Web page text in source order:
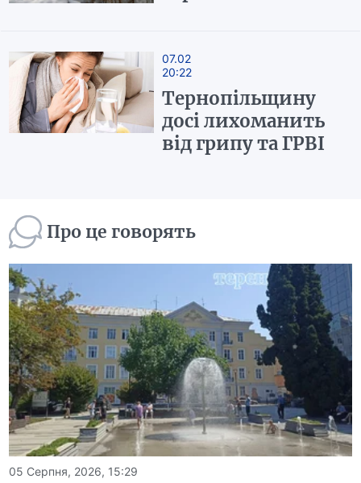
07.02
20:22
Тернопільщину
досі лихоманить
від грипу та ГРВІ
Про це говорять
05 Серпня, 2026, 15:29